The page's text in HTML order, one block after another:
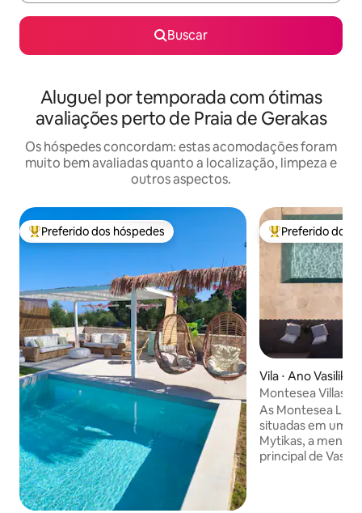
Buscar
Aluguel por temporada com ótimas
avaliações perto de Praia de Gerakas
Os hóspedes concordam: estas acomodações foram
muito bem avaliadas quanto a localização, limpeza e
outros aspectos.
Entre os melhores preferidos dos hóspedes
Preferido dos hóspedes Entre os
Preferido dos
Vila ⋅ Ano Vasilikos
Montesea Villas •
com Vista Mar
As Montesea
situadas em uma
Mytikas, a menos
principal de